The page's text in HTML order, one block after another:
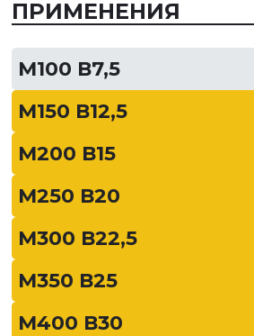
ПРИМЕНЕНИЯ
М100 В7,5
М150 В12,5
М200 В15
М250 В20
М300 В22,5
М350 В25
М400 В30